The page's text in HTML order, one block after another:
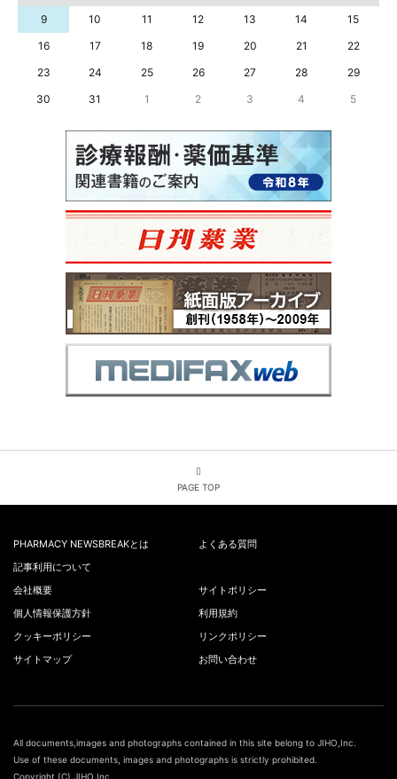
9
10 11 12 13 14
15
16
17 18 19 20 21
22
23
24 25 26 27 28
29
30
31 1 2 3 4 5
PAGE TOP
PHARMACY NEWSBREAKとは
よくある質問
記事利用について
会社概要
サイトポリシー
個人情報保護方針
利用規約
クッキーポリシー
リンクポリシー
サイトマップ
お問い合わせ
All documents,images and photographs contained in this site belong to JIHO,Inc.
Use of these documents, images and photographs is strictly prohibited.
Copyright (C) JIHO,Inc.